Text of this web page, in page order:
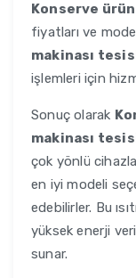
Konserve
fiyatları ve
makinası
işlemleri için
Sonuç olarak
makinası
çok yönlü
en iyi modeli
edebilirler. Bu
yüksek enerji
sunar.